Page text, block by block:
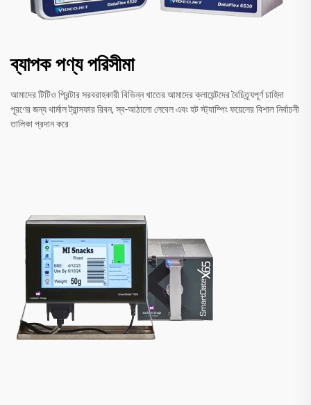
ব্যাপক পণ্য পরিসীমা
আমাদের টিটিও প্রিন্টার সরবরাহকারী বিভিন্ন খাতের আমাদের ক্লায়েন্টদের বৈচিত্র্যপূর্ণ চাহিদা
পূরণের জন্য থার্মাল ট্রান্সফার রিবন, স্ব-আঠালো লেবেল এবং হট স্ট্যাম্পিং ফয়েলের বিশাল নির্বাচনী
তালিকা প্রদান করে